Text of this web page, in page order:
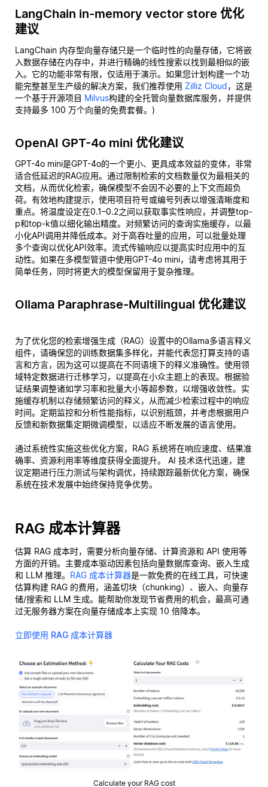
LangChain in-memory vector store 优化
建议
LangChain 内存型向量存储只是一个临时性的向量存储，它将嵌
入数据存储在内存中，并进行精确的线性搜索以找到最相似的嵌
入。它的功能非常有限，仅适用于演示。如果您计划构建一个功
能完整甚至生产级的解决方案，我们推荐使用 Zilliz Cloud，这是
一个基于开源项目 Milvus构建的全托管向量数据库服务，并提供
支持最多 100 万个向量的免费套餐。)
OpenAI GPT-4o mini 优化建议
GPT-4o mini是GPT-4o的一个更小、更具成本效益的变体，非常
适合低延迟的RAG应用。通过限制检索的文档数量仅为最相关的
文档，从而优化检索，确保模型不会因不必要的上下文而超负
荷。有效地构建提示，使用项目符号或编号列表以增强清晰度和
重点。将温度设定在0.1–0.2之间以获取事实性响应，并调整top-
p和top-k值以细化输出精度。对频繁访问的查询实施缓存，以最
小化API调用并降低成本。对于高吞吐量的应用，可以批量处理
多个查询以优化API效率。流式传输响应以提高实时应用中的互
动性。如果在多模型管道中使用GPT-4o mini，请考虑将其用于
简单任务，同时将更大的模型保留用于复杂推理。
Ollama Paraphrase-Multilingual 优化建议
为了优化您的检索增强生成（RAG）设置中的Ollama多语言释义
组件，请确保您的训练数据集多样化，并能代表您打算支持的语
言和方言，因为这可以提高在不同语境下的释义准确性。使用领
域特定数据进行迁移学习，以提高在小众主题上的表现。根据验
证结果调整诸如学习率和批量大小等超参数，以增强收敛性。实
施缓存机制以存储频繁访问的释义，从而减少检索过程中的响应
时间。定期监控和分析性能指标，以识别瓶颈，并考虑根据用户
反馈和新数据集定期微调模型，以适应不断发展的语言使用。
通过系统性实施这些优化方案，RAG 系统将在响应速度、结果准
确率、资源利用率等维度获得全面提升。 AI 技术迭代迅速，建
议定期进行压力测试与架构调优，持续跟踪最新优化方案，确保
系统在技术发展中始终保持竞争优势。
RAG 成本计算器
估算 RAG 成本时，需要分析向量存储、计算资源和 API 使用等
方面的开销。主要成本驱动因素包括向量数据库查询、嵌入生成
和 LLM 推理。 RAG 成本计算器是一款免费的在线工具，可快速
估算构建 RAG 的费用，涵盖切块（chunking）、嵌入、向量存
储/搜索和 LLM 生成。能帮助你发现节省费用的机会，最高可通
过无服务器方案在向量存储成本上实现 10 倍降本。
立即使用 RAG 成本计算器
Calculate your RAG cost